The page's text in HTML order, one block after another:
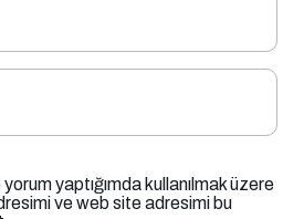
yaptığımda kullanılmak üzere
ve web site adresimi bu